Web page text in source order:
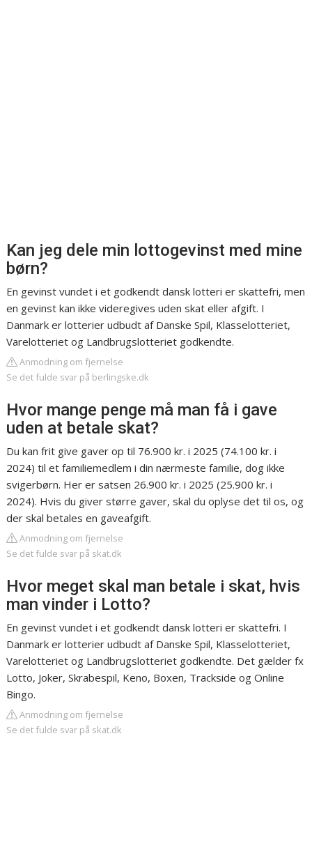
Kan jeg dele min lottogevinst med mine
børn?
En gevinst vundet i et godkendt dansk lotteri er skattefri, men
en gevinst kan ikke videregives uden skat eller afgift. I
Danmark er lotterier udbudt af Danske Spil, Klasselotteriet,
Varelotteriet og Landbrugslotteriet godkendte.
Anmodning om fjernelse
Se det fulde svar på berlingske.dk
Hvor mange penge må man få i gave
uden at betale skat?
Du kan frit give gaver op til 76.900 kr. i 2025 (74.100 kr. i
2024) til et familiemedlem i din nærmeste familie, dog ikke
svigerbørn. Her er satsen 26.900 kr. i 2025 (25.900 kr. i
2024). Hvis du giver større gaver, skal du oplyse det til os, og
der skal betales en gaveafgift.
Anmodning om fjernelse
Se det fulde svar på skat.dk
Hvor meget skal man betale i skat, hvis
man vinder i Lotto?
En gevinst vundet i et godkendt dansk lotteri er skattefri. I
Danmark er lotterier udbudt af Danske Spil, Klasselotteriet,
Varelotteriet og Landbrugslotteriet godkendte. Det gælder fx
Lotto, Joker, Skrabespil, Keno, Boxen, Trackside og Online
Bingo.
Anmodning om fjernelse
Se det fulde svar på skat.dk